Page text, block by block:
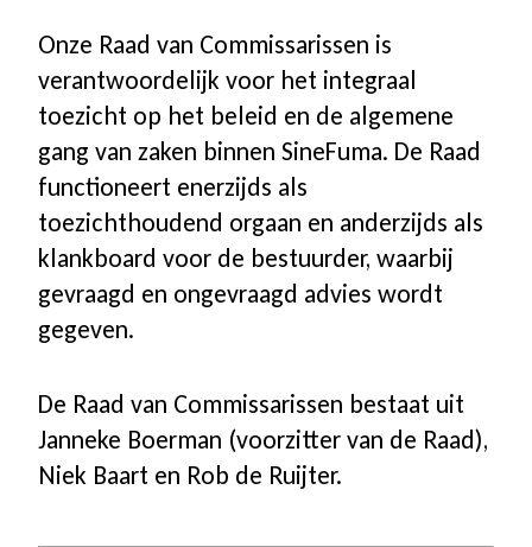
Onze Raad van Commissarissen is
verantwoordelijk voor het integraal
toezicht op het beleid en de algemene
gang van zaken binnen SineFuma. De Raad
functioneert enerzijds als
toezichthoudend orgaan en anderzijds als
klankboard voor de bestuurder, waarbij
gevraagd en ongevraagd advies wordt
gegeven.
De Raad van Commissarissen bestaat uit
Janneke Boerman (voorzitter van de Raad),
Niek Baart en Rob de Ruijter.